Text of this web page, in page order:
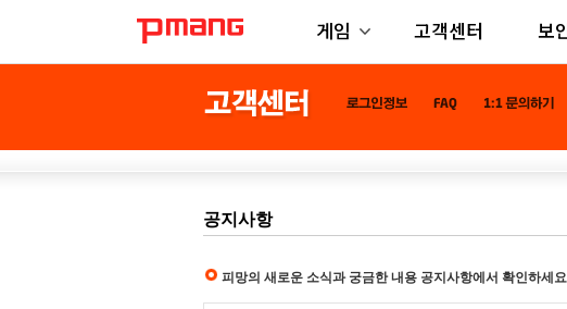
게임 고객센터 보
공지사항
피망의 새로운 소식과 궁금한 내용 공지사항에서 확인하세